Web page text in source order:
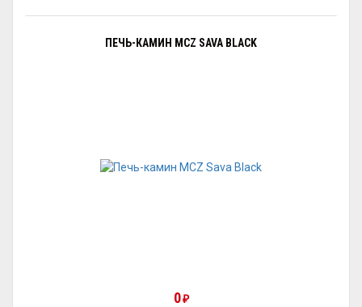
ПЕЧЬ-КАМИН MCZ SAVA BLACK
0₽